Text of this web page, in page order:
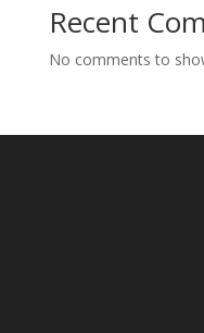
Recent
No comments to